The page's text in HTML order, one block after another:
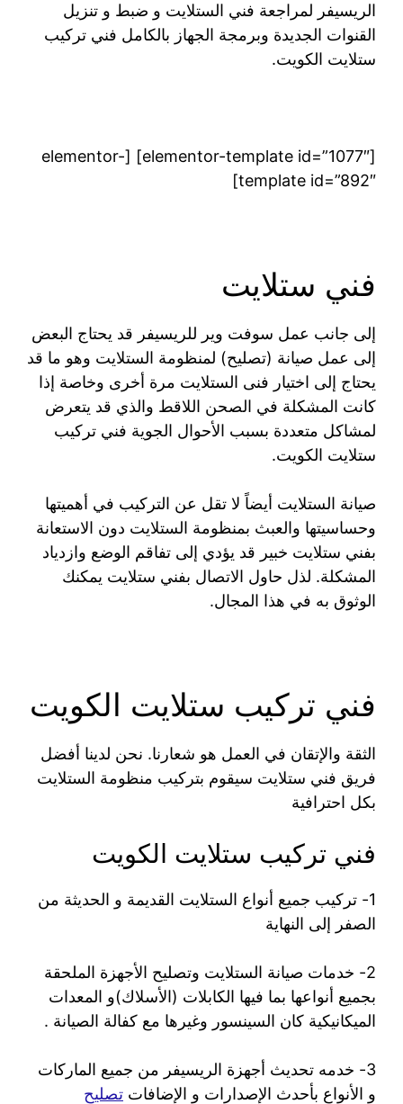
الريسيفر لمراجعة فني الستلايت و ضبط و تنزيل
القنوات الجديدة وبرمجة الجهاز بالكامل فني تركيب
ستلايت الكويت.
[elementor-template id=”1077″] [elementor-
template id=”892″]
فني ستلايت
إلى جانب عمل سوفت وير للريسيفر قد يحتاج البعض
إلى عمل صيانة (تصليح) لمنظومة الستلايت وهو ما قد
يحتاج إلى اختيار فنى الستلايت مرة أخرى وخاصة إذا
كانت المشكلة في الصحن اللاقط والذي قد يتعرض
لمشاكل متعددة بسبب الأحوال الجوية فني تركيب
ستلايت الكويت.
صيانة الستلايت أيضاً لا تقل عن التركيب في أهميتها
وحساسيتها والعبث بمنظومة الستلايت دون الاستعانة
بفني ستلايت خبير قد يؤدي إلى تفاقم الوضع وازدياد
المشكلة. لذل حاول الاتصال بفني ستلايت يمكنك
الوثوق به في هذا المجال.
فني تركيب ستلايت الكويت
الثقة والإتقان في العمل هو شعارنا. نحن لدينا أفضل
فريق فني ستلايت سيقوم بتركيب منظومة الستلايت
بكل احترافية
فني تركيب ستلايت الكويت
1- تركيب جميع أنواع الستلايت القديمة و الحديثة من
الصفر إلى النهاية
2- خدمات صيانة الستلايت وتصليح الأجهزة الملحقة
بجميع أنواعها بما فيها الكابلات (الأسلاك)و المعدات
الميكانيكية كان السينسور وغيرها مع كفالة الصيانة .
3- خدمه تحديث أجهزة الريسيفر من جميع الماركات
و الأنواع بأحدث الإصدارات و الإضافات تصليح